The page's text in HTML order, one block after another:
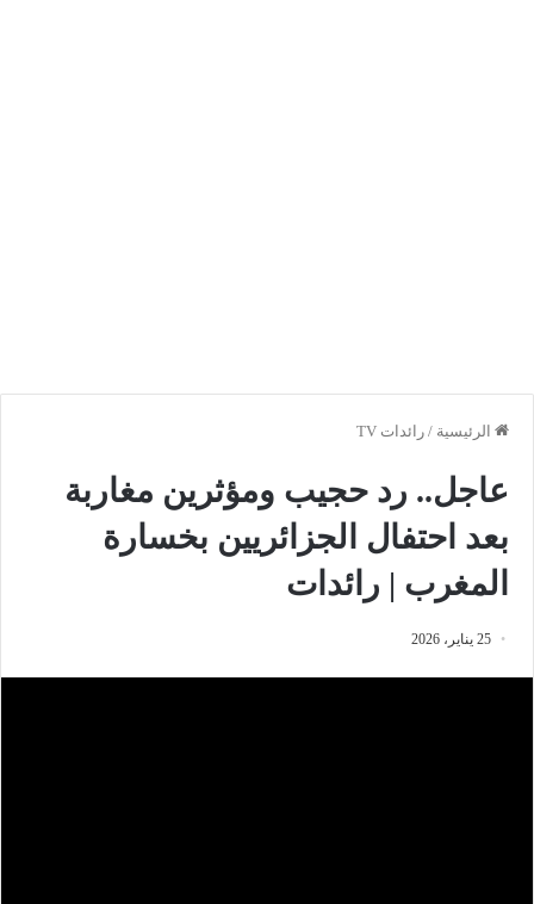
الرئيسية / رائدات TV
عاجل.. رد حجيب ومؤثرين مغاربة
بعد احتفال الجزائريين بخسارة
المغرب | رائدات
25 يناير، 2026